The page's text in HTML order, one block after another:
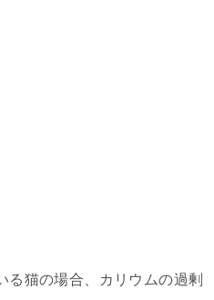
る猫の場合、カリウムの過剰